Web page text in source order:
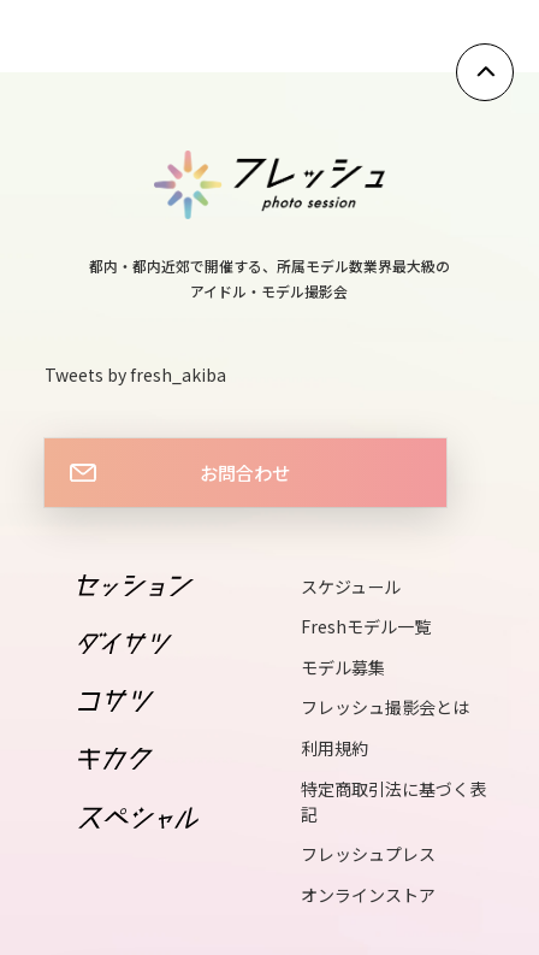
14
15
sun
mon
17
18
都内・都内近郊で開催する、所属モデル数業界最大級の
アイドル・モデル撮影会
Tweets by fresh_akiba
お問合わせ
スケジュール
Freshモデル一覧
モデル募集
フレッシュ撮影会とは
利用規約
特定商取引法に基づく表
記
フレッシュプレス
オンラインストア